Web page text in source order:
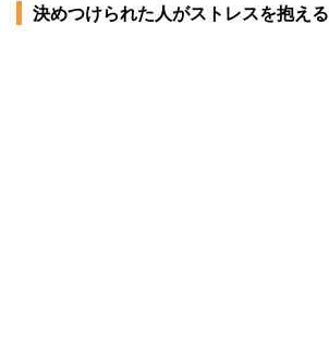
決めつけられた人がストレスを抱える